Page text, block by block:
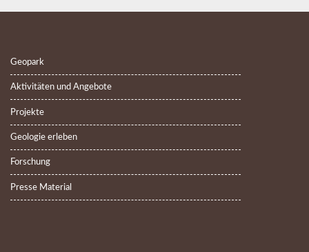
Geopark
Aktivitäten und Angebote
Projekte
Geologie erleben
Forschung
Presse Material